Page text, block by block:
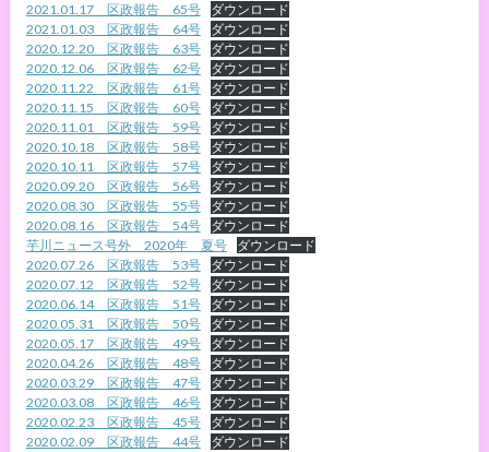
2021.01.17 区政報告 65号
ダウンロード
2021.01.03 区政報告 64号
ダウンロード
2020.12.20 区政報告 63号
ダウンロード
2020.12.06 区政報告 62号
ダウンロード
2020.11.22 区政報告 61号
ダウンロード
2020.11.15 区政報告 60号
ダウンロード
2020.11.01 区政報告 59号
ダウンロード
2020.10.18 区政報告 58号
ダウンロード
2020.10.11 区政報告 57号
ダウンロード
2020.09.20 区政報告 56号
ダウンロード
2020.08.30 区政報告 55号
ダウンロード
2020.08.16 区政報告 54号
ダウンロード
芋川ニュース号外 2020年 夏号
ダウンロード
2020.07.26 区政報告 53号
ダウンロード
2020.07.12 区政報告 52号
ダウンロード
2020.06.14 区政報告 51号
ダウンロード
2020.05.31 区政報告 50号
ダウンロード
2020.05.17 区政報告 49号
ダウンロード
2020.04.26 区政報告 48号
ダウンロード
2020.03.29 区政報告 47号
ダウンロード
2020.03.08 区政報告 46号
ダウンロード
2020.02.23 区政報告 45号
ダウンロード
2020.02.09 区政報告 44号
ダウンロード